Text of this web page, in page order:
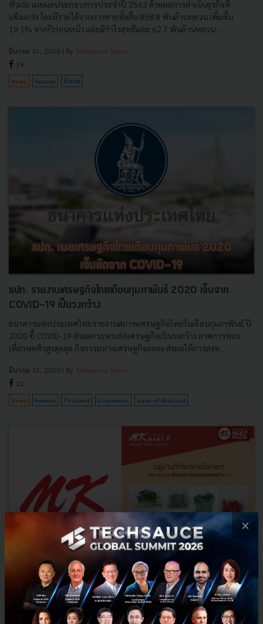
หัวเว่ย เผยผลประกอบการประจำปี 2562 ด้วยผลการดำเนินธุรกิจที่
แข็งแกร่ง โดยมีรายได้จากการขายทั้งสิ้น 858.8 พันล้านหยวน เพิ่มขึ้น
19.1% จากปีก่อนหน้า และมีกำไรสุทธิแตะ 62.7 พันล้านหยวน...
มีนาคม 31, 2020 | By Techsauce Team
19
News Huawei หัวเว่ย
ธปท. รายงานเศรษฐกิจไทยเดือนกุมภาพันธ์ 2020 เจ็บจาก
COVID-19 เป็นวงกว้าง
ธนาคารแห่งประเทศไทยรายงานสภาพเศรษฐกิจไทยในเดือนกุมภาพันธ์ ปี
2020 ชี้ COVID-19 ส่งผลกระทบต่อเศรษฐกิจเป็นวงกว้าง ภาคการท่อง
เที่ยวหดตัวสูงสุดสุด กิจกรรมทางเศรษฐกิจลดลง ส่งผลให้การลงท...
มีนาคม 31, 2020 | By Techsauce Team
22
News finance Thailand Economics bank-of-thailand
MK เปิด Fresh Mart ขายผักสดโครงการหลวงออนไลน์ พร้อม
×